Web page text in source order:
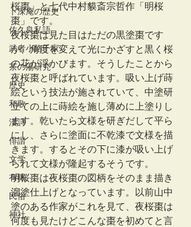
卜深庵の歴史
佐久良私語
武者小路千家
茶の湯研究
歴史
和歌
漢詩
俳諧
文学
有職
民俗
神社
桜棗」と七代中村貘斎宗哲作「明桜
棗」です。
夜桜棗は見た目はただの黒塗棗です
が、角度を変えて光にかざすと黒く桜
の花が浮かびます。そうしたことから
夜桜棗と呼ばれています。吸い上げ蒔
絵という技法が施されていて、中塗研
立ての上に蒔絵を施し薄めに上塗りし
ます。乾いたら文様を研ぎだして平ら
にし、さらに塗面に不乾漆で文様を描
きます。するとその下に漆が吸い上げ
られて文様が隆起するそうです。
明桜棗は夜桜棗の図柄をそのまま描き
溜塗仕上げとなっています。以前山中
塗のある作家がこれを見て、夜桜棗は
何度も見たけどこんな棗を初めてと言